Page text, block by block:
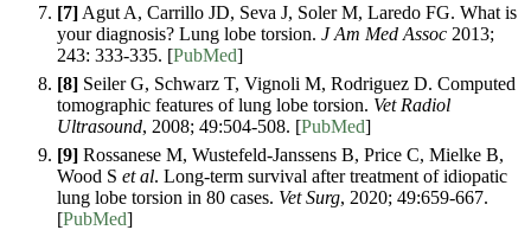
[7] Agut A, Carrillo JD, Seva J, Soler M, Laredo FG. What is
your diagnosis? Lung lobe torsion. J Am Med Assoc 2013;
243: 333-335. [PubMed]
[8] Seiler G, Schwarz T, Vignoli M, Rodriguez D. Computed
tomographic features of lung lobe torsion. Vet Radiol
Ultrasound, 2008; 49:504-508. [PubMed]
[9] Rossanese M, Wustefeld-Janssens B, Price C, Mielke B,
Wood S et al. Long-term survival after treatment of idiopatic
lung lobe torsion in 80 cases. Vet Surg, 2020; 49:659-667.
[PubMed]